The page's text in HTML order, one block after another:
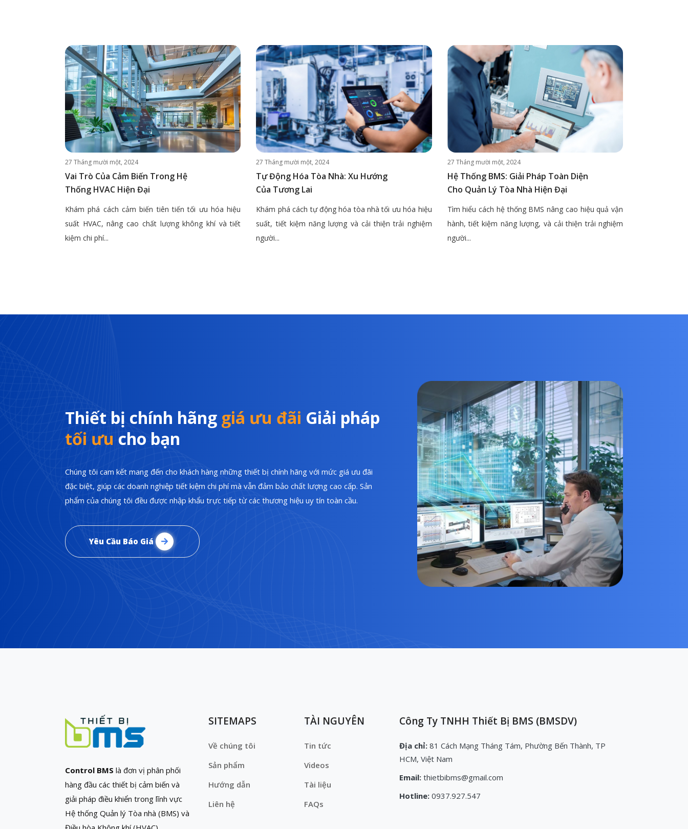
27 Tháng mười một, 2024
Vai Trò Của Cảm Biến Trong Hệ
Thống HVAC Hiện Đại
Khám phá cách cảm biến tiên tiến tối ưu hóa hiệu
suất HVAC, nâng cao chất lượng không khí và tiết
kiệm chi phí...
27 Tháng mười một, 2024
Tự Động Hóa Tòa Nhà: Xu Hướng
Của Tương Lai
Khám phá cách tự động hóa tòa nhà tối ưu hóa hiệu
suất, tiết kiệm năng lượng và cải thiện trải nghiệm
người...
27 Tháng mười một, 2024
Hệ Thống BMS: Giải Pháp Toàn Diện
Cho Quản Lý Tòa Nhà Hiện Đại
Tìm hiểu cách hệ thống BMS nâng cao hiệu quả vận
hành, tiết kiệm năng lượng, và cải thiện trải nghiệm
người...
Thiết bị chính hãng giá ưu đãi Giải pháp
tối ưu cho bạn
Chúng tôi cam kết mang đến cho khách hàng những thiết bị chính hãng với mức giá ưu đãi
đặc biệt, giúp các doanh nghiệp tiết kiệm chi phí mà vẫn đảm bảo chất lượng cao cấp. Sản
phẩm của chúng tôi đều được nhập khẩu trực tiếp từ các thương hiệu uy tín toàn cầu.
Yêu Cầu Báo Giá
Control BMS là đơn vị phân phối
hàng đầu các thiết bị cảm biến và
giải pháp điều khiển trong lĩnh vực
Hệ thống Quản lý Tòa nhà (BMS) và
SITEMAPS
Về chúng tôi
Sản phẩm
Hướng dẫn
Liên hệ
TÀI NGUYÊN
Tin tức
Videos
Tài liệu
FAQs
Công Ty TNHH Thiết Bị BMS (BMSDV)
Địa chỉ: 81 Cách Mạng Tháng Tám, Phường Bến Thành, TP
HCM, Việt Nam
Email: thietbibms@gmail.com
Hotline: 0937.927.547